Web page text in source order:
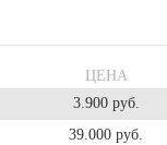
ЦЕНА
3.900 руб.
39.000 руб.